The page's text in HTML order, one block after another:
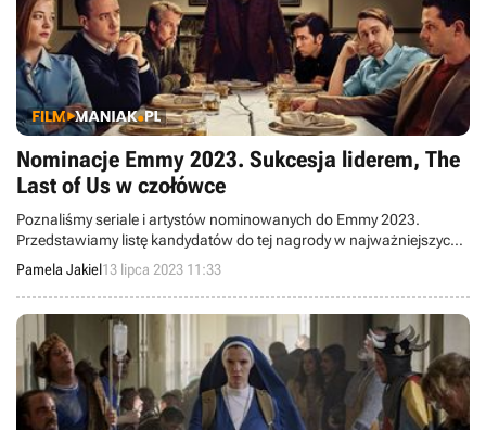
Nominacje Emmy 2023. Sukcesja liderem, The
Last of Us w czołówce
Poznaliśmy seriale i artystów nominowanych do Emmy 2023.
Przedstawiamy listę kandydatów do tej nagrody w najważniejszych
kategoriach.
Pamela Jakiel13 lipca 2023 11:33